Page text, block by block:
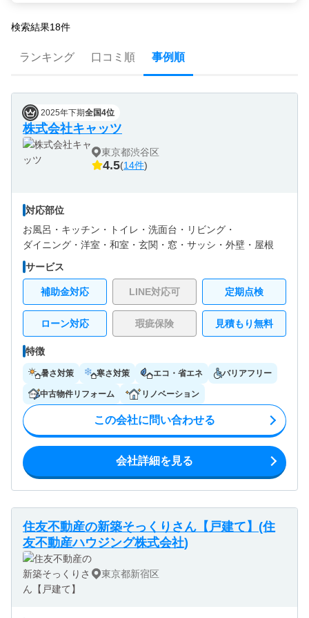
検索結果18件
ランキング 口コミ順 事例順
2025年下期全国4位
株式会社キャッツ
東京都渋谷区
4.5(14件)
対応部位
お風呂・ キッチン・ トイレ・ 洗面台・ リビング・
ダイニング・ 洋室・ 和室・ 玄関・ 窓・サッシ・ 外壁・ 屋根
サービス
補助金対応 LINE対応可 定期点検
ローン対応 瑕疵保険 見積もり無料
特徴
暑さ対策 寒さ対策 エコ・省エネ バリアフリー
中古物件リフォーム リノベーション
この会社に問い合わせる
会社詳細を見る
住友不動産の新築そっくりさん【戸建て】(住
友不動産ハウジング株式会社)
東京都新宿区